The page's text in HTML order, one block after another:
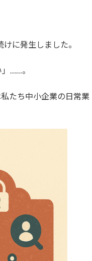
に発生しました。
……。
たち中小企業の日常業